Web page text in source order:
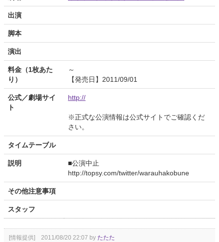
出演
脚本
演出
料金（1枚あた
り）
～
【発売日】2011/09/01
公式／劇場サイ
ト
http://
※正式な公演情報は公式サイトでご確認くだ
さい。
タイムテーブル
説明
■公演中止
http://topsy.com/twitter/warauhakobune
その他注意事項
スタッフ
[情報提供] 2011/08/20 22:07 by たたた